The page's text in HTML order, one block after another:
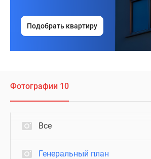
Подобрать квартиру
Фотографии 10
Все
Генеральный план